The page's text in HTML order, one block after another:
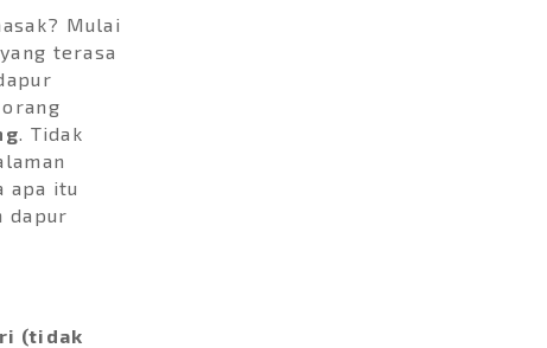
Mulai
terasa
. Tidak
apa itu
dapur
(tidak